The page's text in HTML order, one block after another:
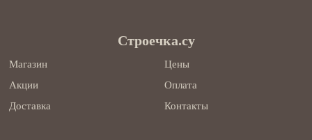
Строечка.су
Магазин
Цены
Акции
Оплата
Доставка
Контакты